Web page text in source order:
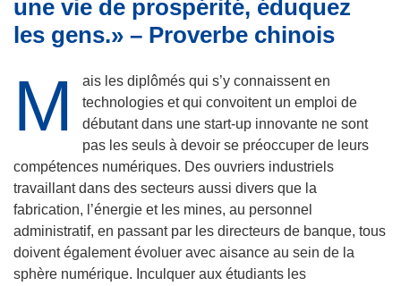
une vie de prospérité, éduquez
les gens.» – Proverbe chinois
M
ais les diplômés qui s’y connaissent en
technologies et qui convoitent un emploi de
débutant dans une start-up innovante ne sont
pas les seuls à devoir se préoccuper de leurs
compétences numériques. Des ouvriers industriels
travaillant dans des secteurs aussi divers que la
fabrication, l’énergie et les mines, au personnel
administratif, en passant par les directeurs de banque, tous
doivent également évoluer avec aisance au sein de la
sphère numérique. Inculquer aux étudiants les